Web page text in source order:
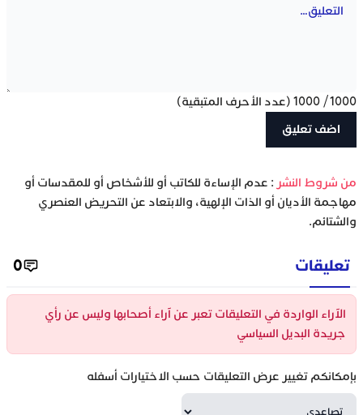
1000
/
1000 (عدد الأحرف المتبقية)
‫من شروط النشر : عدم الإساءة للكاتب أو للأشخاص أو للمقدسات أو
مهاجمة الأديان أو الذات الإلهية، والابتعاد عن التحريض العنصري
والشتائم.
تعليقات 0
الآراء الواردة في التعليقات تعبر عن آراء أصحابها وليس عن رأي
جريدة البديل السياسي
بإمكانكم تغيير عرض التعليقات حسب الاختيارات أسفله